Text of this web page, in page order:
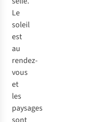
Le
soleil
est
au
rendez-
vous
et
les
paysages